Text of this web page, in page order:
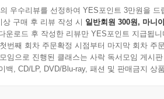
우수리뷰를 선정하여 YES포인트 3만원을 드
상 구매 후 리뷰 작성 시 일반회원 300원, 마니
운로드 후 작성한 리뷰만 YES포인트 지급됩니
번째 회차 주문확정 시점부터 마지막 회차 주
임으로 진행된 클래스는 사락 독서모임 게시
백, CD/LP, DVD/Blu-ray, 패션 및 판매금지 상